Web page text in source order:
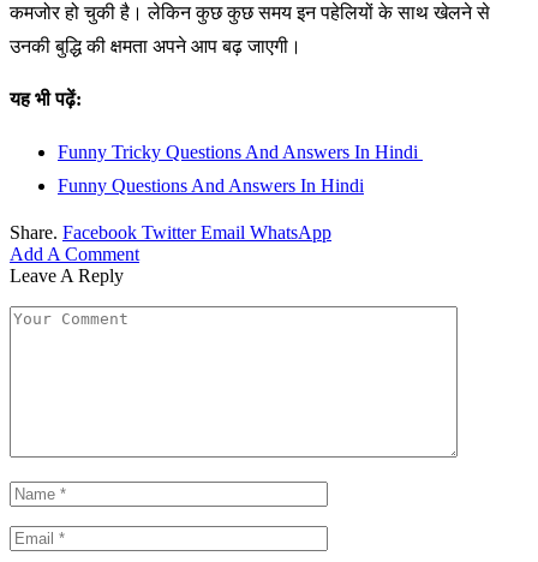
कमजोर हो चुकी है। लेकिन कुछ कुछ समय इन पहेलियों के साथ खेलने से
उनकी बुद्धि की क्षमता अपने आप बढ़ जाएगी।
यह भी पढ़ें:
Funny Tricky Questions And Answers In Hindi
Funny Questions And Answers In Hindi
Share. Facebook Twitter Email WhatsApp
Add A Comment
Leave A Reply